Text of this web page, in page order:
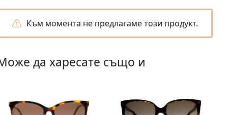
Към момента не предлагаме този продукт.
да харесате също и